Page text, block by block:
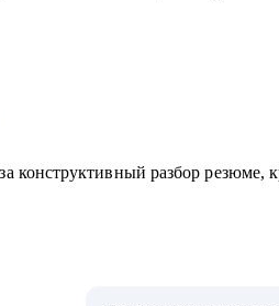
конструктивный разбор резюме,